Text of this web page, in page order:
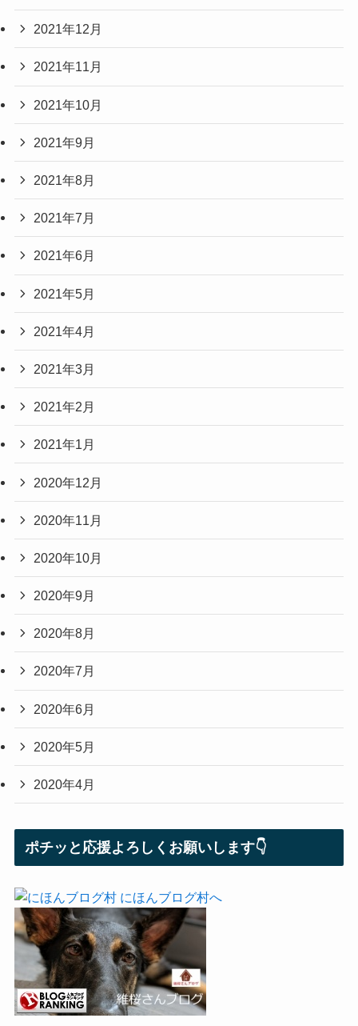
2021年12月
2021年11月
2021年10月
2021年9月
2021年8月
2021年7月
2021年6月
2021年5月
2021年4月
2021年3月
2021年2月
2021年1月
2020年12月
2020年11月
2020年10月
2020年9月
2020年8月
2020年7月
2020年6月
2020年5月
2020年4月
ポチッと応援よろしくお願いします👇